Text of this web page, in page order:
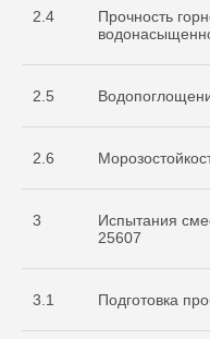
2.4
Прочность
2.5
2.6
3
Испытания
25607
3.1 Подготовка